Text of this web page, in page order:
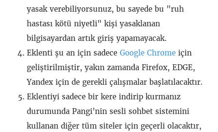
yasak verebiliyorsunuz, bu sayede bu "ruh
hastası kötü niyetli" kişi yasaklanan
bilgisayardan artık giriş yapamayacak.
Eklenti şu an için sadece Google Chrome için
geliştirilmiştir, yakın zamanda Firefox, EDGE,
Yandex için de gerekli çalışmalar başlatılacaktır.
Eklentiyi sadece bir kere indirip kurmanız
durumunda Pangi'nin sesli sohbet sistemini
kullanan diğer tüm siteler için geçerli olacaktır,